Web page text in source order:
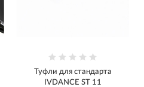
Туфли для стандарта
IVDANCE ST 11